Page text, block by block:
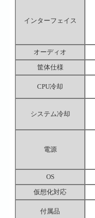
インターフェイス
オーディオ
筐体仕様
CPU冷却
システム冷却
電源
OS
仮想化対応
付属品